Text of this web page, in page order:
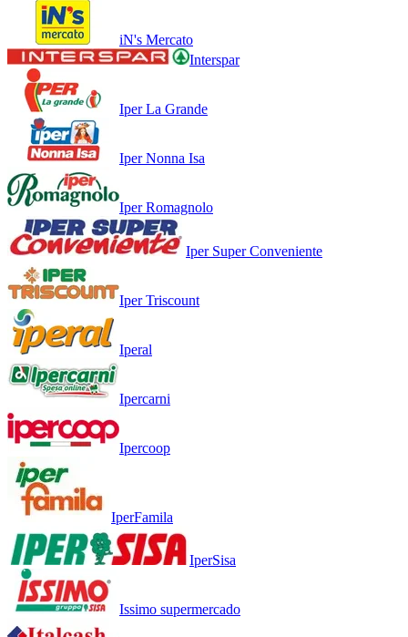
iN's Mercato
Interspar
Iper La Grande
Iper Nonna Isa
Iper Romagnolo
Iper Super Conveniente
Iper Triscount
Iperal
Ipercarni
Ipercoop
IperFamila
IperSisa
Issimo supermercado